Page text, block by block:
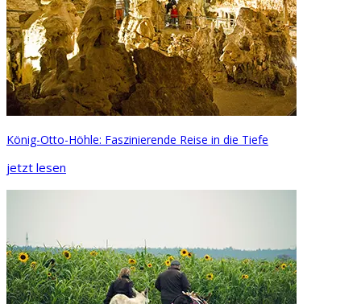
König-Otto-Höhle: Faszinierende Reise in die Tiefe
jetzt lesen